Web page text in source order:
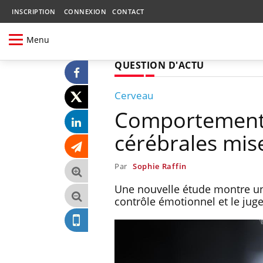
INSCRIPTION CONNEXION CONTACT
Menu
QUESTION D'ACTU
Cerveau
cérébrales
Par Sophie Raffin
Une nouvelle étude montre
contrôle émotionnel et le